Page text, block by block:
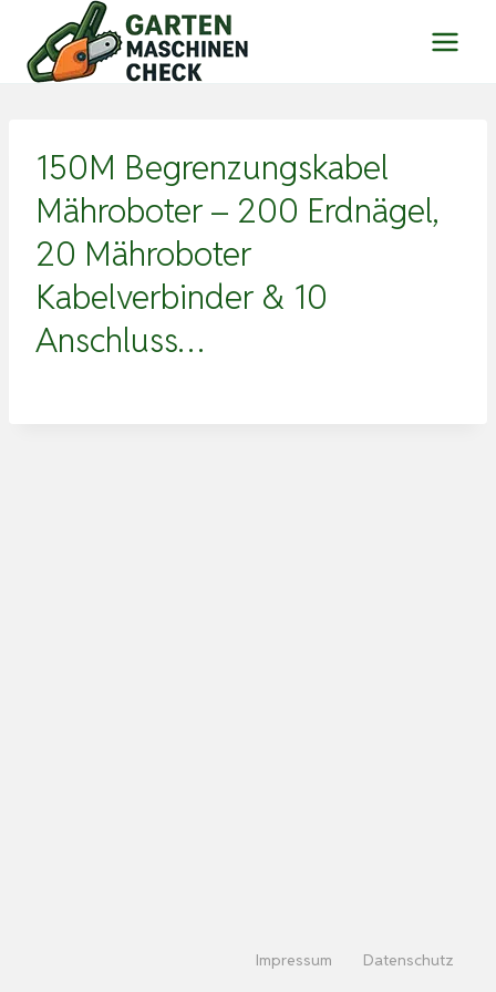
Inhalt
springen
150M Begrenzungskabel
Mähroboter – 200 Erdnägel,
20 Mähroboter
Kabelverbinder & 10
Anschluss…
Impressum Datenschutz